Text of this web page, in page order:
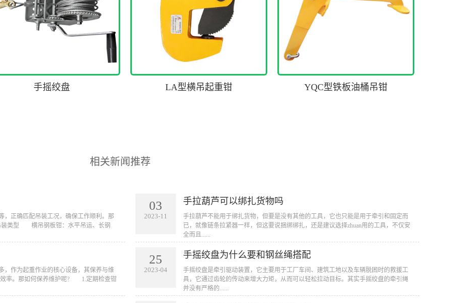
手摇绞盘 LA型横吊起重钳 YQC型铁板油桶吊钳
相关新闻推荐
，正确匹配吊装工况，确保工作顺利。那
类型 横吊钢板钳：水平吊运、长钢
，作为起重作业的核心设备，其保养与维
效率。那如何保养维护呢? 1.定期检查钳
03
2023-11
手拉葫芦可以绑扎货物吗
手拉葫芦不能用于绑扎货物，但要是没有其他的工具，它也只能是用于牵引和固定而
已，就像链条拉紧器一样，但这要说捆绑绑扎，还是建议选择zhuan用的工具，不仅安
全而且......
25
2023-04
手摇绞盘为什么要和钢丝绳搭配
手摇绞盘是牵引驱动装置，它主要用于工厂车间、建筑工地以及车辆脱困时的救援工
具，它通过齿轮的传动来增大力矩，从而可以轻松拉动目标。其实手摇绞盘的牵引绳
并没有严格的......